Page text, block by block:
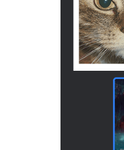
Serviços de